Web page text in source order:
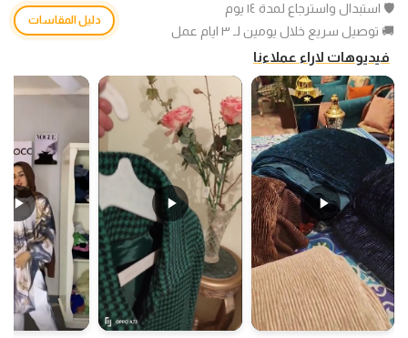
🛡️ استبدال واسترجاع لمدة ١٤ يوم
🚚 توصيل سريع خلال يومين لـ ٣ ايام عمل
دليل المقاسات
فيديوهات لاراء عملاءنا